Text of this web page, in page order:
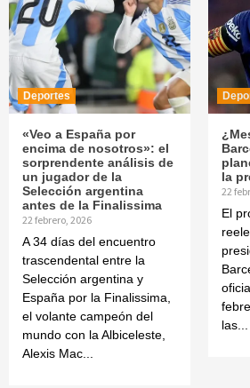
Deportes
«Veo a España por
encima de nosotros»: el
sorprendente análisis de
un jugador de la
Selección argentina
antes de la Finalissima
22 febrero, 2026
A 34 días del encuentro
trascendental entre la
Selección argentina y
España por la Finalissima,
el volante campeón del
mundo con la Albiceleste,
Alexis Mac...
la
22
El
las...